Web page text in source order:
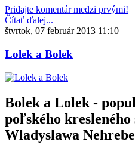
Pridajte komentár medzi prvými!
Čítať ďalej...
štvrtok, 07 február 2013 11:10
Lolek a Bolek
Bolek a Lolek -
poľského
Wladyslawa